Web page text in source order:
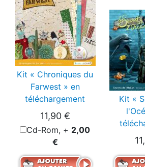
Kit « Chroniques du
Farwest » en
téléchargement
11,90 €
Cd-Rom, + 2,00
€
Kit «